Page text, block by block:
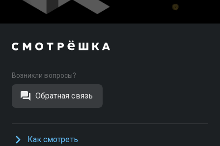
Возникли вопросы?
Обратная связь
Как смотреть